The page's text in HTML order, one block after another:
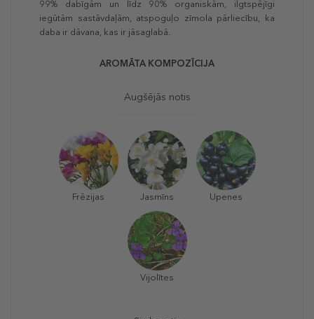
99% dabīgām un līdz 90% organiskām, ilgtspējīgi
iegūtām sastāvdaļām, atspoguļo zīmola pārliecību, ka
daba ir dāvana, kas ir jāsaglabā.
AROMĀTA KOMPOZĪCIJA
Augšējās notis
Frēzijas Jasmīns Upenes
Vijolītes